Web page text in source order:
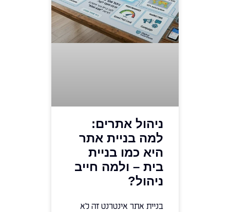
ניהול אתרים:
למה בניית אתר
היא כמו בניית
בית – ולמה חייב
ניהול?
בניית אתר אינטרנט זה לא